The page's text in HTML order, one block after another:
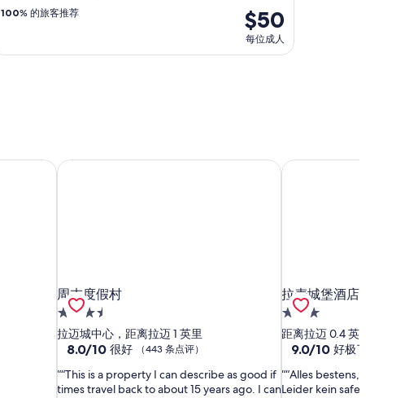
$50
每位成人
100% 的旅客推荐
周末度假村
周末度假村
3.5
星
住
宿
拉迈城中心，距离拉迈 1 英里
8.0
总
分
8.0/10 很好 （443 条点评）
“This is a property I can describe as good if
times travel back to about 15 years ago. I can
周末度假村
拉麦城堡酒店
拉麦城堡酒店
3.0
星
住
宿
距离拉迈 0.4 英里
9.0
总
分
9.0/10 好极了
“Alles bestens, etwas
Leider kein safe im
拉麦城堡酒店